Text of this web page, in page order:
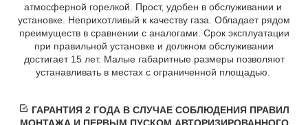
атмосферной горелкой. Прост, удобен в обслуживании и
установке. Неприхотливый к качеству газа. Обладает рядом
преимуществ в сравнении с аналогами. Срок эксплуатации
при правильной установке и должном обслуживании
достигает 15 лет. Малые габаритные размеры позволяют
устанавливать в местах с ограниченной площадью.
ГАРАНТИЯ 2 ГОДА В СЛУЧАЕ СОБЛЮДЕНИЯ ПРАВИЛ